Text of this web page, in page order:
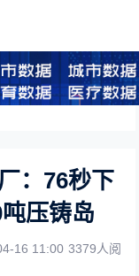
：76秒下
压铸岛
16 11:00 3379人阅